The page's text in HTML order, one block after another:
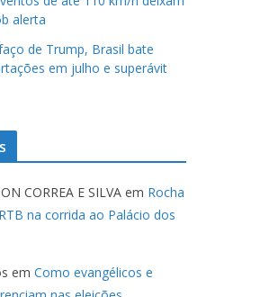
alerta
de Trump, Brasil bate
em julho e superávit
CORREA E SILVA em Rocha
na corrida ao Palácio dos
em Como evangélicos e